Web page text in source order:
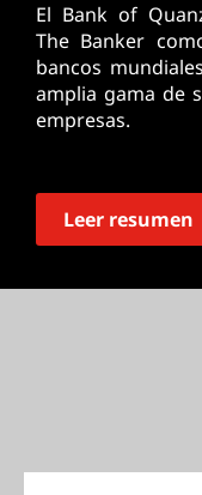
El Bank of
The Banker
bancos
amplia gama de
empresas.
Leer resumen